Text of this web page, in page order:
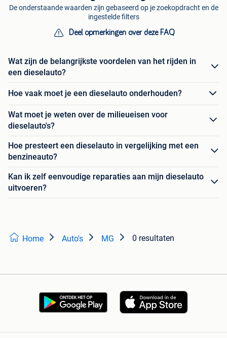
De onderstaande waarden zijn gebaseerd op je zoekopdracht en de
ingestelde filters
Deel opmerkingen over deze FAQ
Wat zijn de belangrijkste voordelen van het rijden in
een dieselauto?
Hoe vaak moet je een dieselauto onderhouden?
Wat moet je weten over de milieueisen voor
dieselauto's?
Hoe presteert een dieselauto in vergelijking met een
benzineauto?
Kan ik zelf eenvoudige reparaties aan mijn dieselauto
uitvoeren?
Home Auto's MG 0 resultaten